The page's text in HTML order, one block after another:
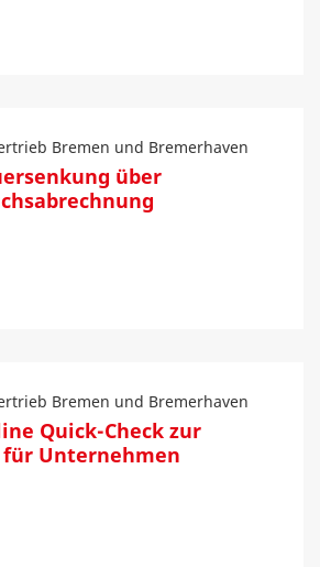
Bremen und Bremerhaven
über
Bremen und Bremerhaven
Quick-Check zur
Unternehmen